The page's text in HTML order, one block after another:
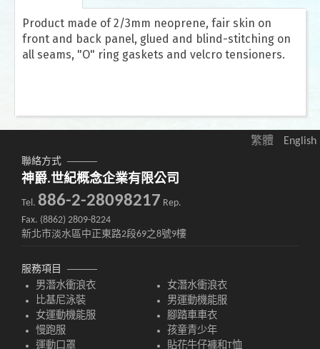
Product made of 2/3mm neoprene, fair skin on
front and back panel, glued and blind-stitching on
all seams, "O" ring gaskets and velcro tensioners.
繁體 English
聯絡方式
神爵.世紀概念企業有限公司
Tel. 886-2-28098217 Rep.
Fax. (8862) 2809-8224
新北市淡水區中正東路2段69之8號9樓
服務項目
男潛水衝浪衣
女潛水衝浪衣
比基尼泳裝
男運動機能服
女運動機能服
腳踏車車衣
慢跑服
孩童青少年
運動口罩
貼花牛仔褲和T恤